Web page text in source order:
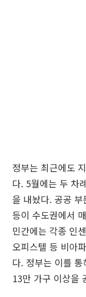
정부는 최근에도
다. 5월에는 두 차
을 내놨다. 공공
등이 수도권에서
민간에는 각종 인
오피스텔 등 비아
다. 정부는 이를
13만 가구 이상을